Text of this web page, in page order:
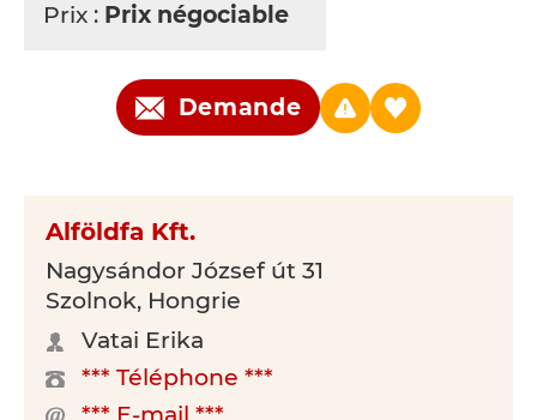
Prix : Prix négociable
Demande
Alföldfa Kft.
Nagysándor József út 31
Szolnok, Hongrie
Vatai Erika
*** Téléphone ***